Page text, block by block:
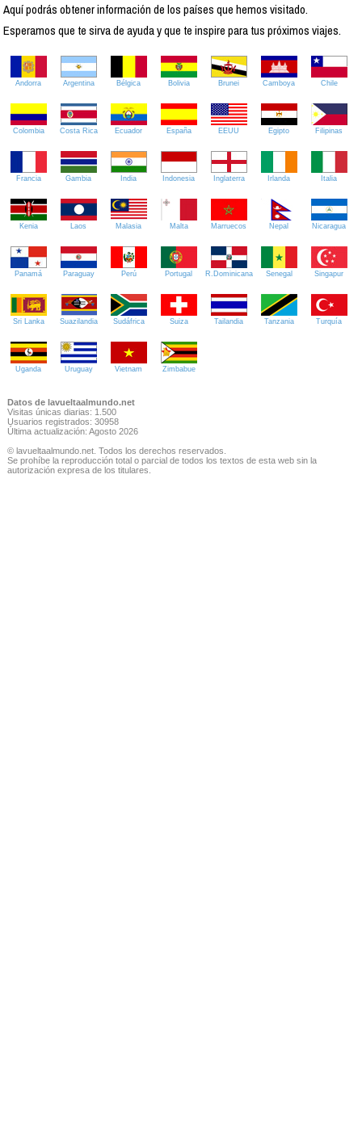
Aquí podrás obtener información de los países que hemos visitado.
Esperamos que te sirva de ayuda y que te inspire para tus próximos viajes.
Andorra Argentina Bélgica Bolivia Brunei Camboya Chile
Colombia Costa Rica Ecuador España EEUU Egipto Filipinas
Francia Gambia India Indonesia Inglaterra Irlanda Italia
Kenia Laos Malasia Malta Marruecos Nepal Nicaragua
Panamá Paraguay Perú Portugal R.Dominicana Senegal Singapur
Sri Lanka Suazilandia Sudáfrica Suiza Tailandia Tanzania Turquía
Uganda Uruguay Vietnam Zimbabue
Datos de lavueltaalmundo.net
Visitas únicas diarias: 1.500
Usuarios registrados: 30958
Última actualización: Agosto 2026
© lavueltaalmundo.net. Todos los derechos reservados.
Se prohíbe la reproducción total o parcial de todos los textos de esta web sin la
autorización expresa de los titulares.